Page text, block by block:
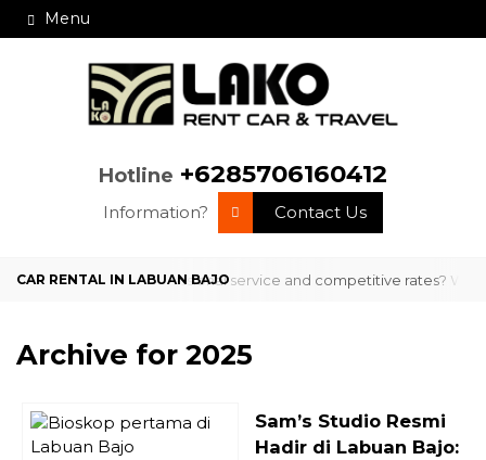
Menu
Hotline +6285706160412
Information? Contact Us
Bajo with professional service and competitive rates? We
Archive for 2025
Sam’s Studio Resmi
Hadir di Labuan Bajo: